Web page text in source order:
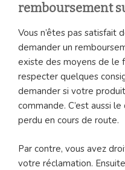
remboursement
Vous n’êtes pas satisfait
demander un
existe des moyens de le
respecter quelques
demander si votre
commande. C’est aussi
perdu en cours de route.
Par contre, vous avez
votre réclamation.